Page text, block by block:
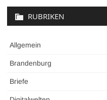
RUBRIKEN
Allgemein
Brandenburg
Briefe